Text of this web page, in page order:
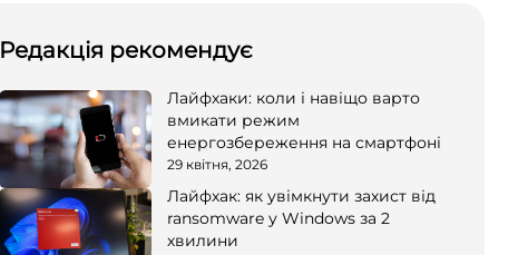
Редакція рекомендує
Лайфхаки: коли і навіщо варто
вмикати режим
енергозбереження на смартфоні
29 квітня, 2026
Лайфхак: як увімкнути захист від
ransomware у Windows за 2
хвилини